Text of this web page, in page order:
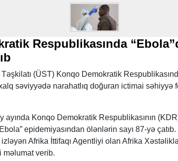
Respublikasında
(ÜST) Konqo Demokratik
səviyyədə narahatlıq doğuran ictimai səhiyyə
ayında Konqo Demokratik Respublikasının
epidemiyasından ölənlərin sayı 87-yə
Afrika İttifaqı Agentliyi olan Afrika
məlumat verib.